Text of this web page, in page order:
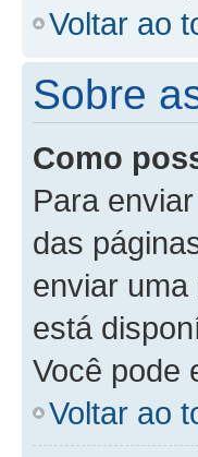
Voltar ao
Sobre
Como
Para
das
enviar
está
Você pode
Voltar ao